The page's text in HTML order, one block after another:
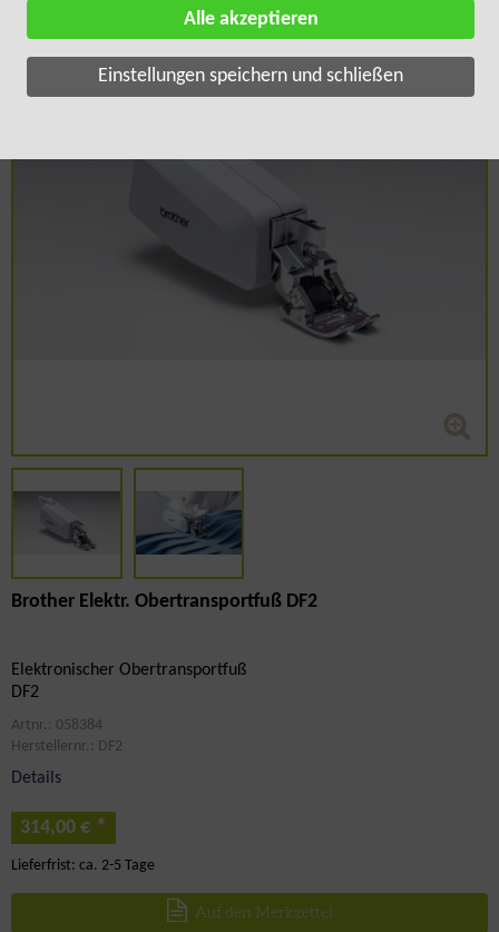
Brother Elektr. Obertransportfuß DF2
Elektronischer Obertransportfuß
DF2
Artnr.: 058384
Herstellernr.: DF2
Details
314,00 € *
Lieferfrist: ca. 2-5 Tage
Auf den Merkzettel
Alle akzeptieren
Einstellungen speichern und schließen